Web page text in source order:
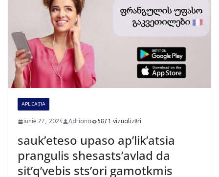
APLICAȚIA
iunie 27, 2024 Adriana 5871 vizualizări
sauk’eteso upaso ap’lik’atsia
prangulis shesasts’avlad da
sit’q’vebis sts’ori gamotkmis